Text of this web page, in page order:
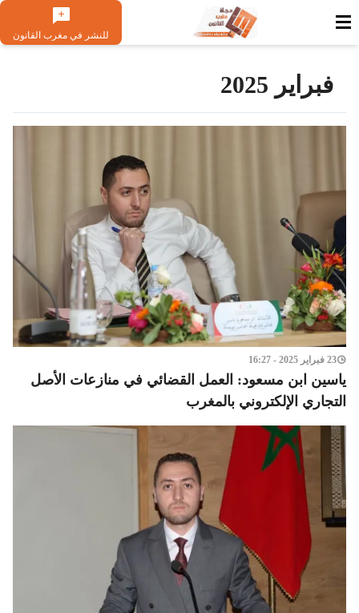
للنشر في مغرب القانون
فبراير 2025
23 فبراير 2025 - 16:27
ياسين ابن مسعود: العمل القضائي في منازعات الأصل
التجاري الإلكتروني بالمغرب